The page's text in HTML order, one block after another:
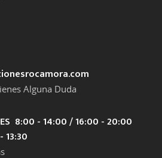
Alguna Duda
8:00 - 14:00 / 16:00 - 20:00
13:30